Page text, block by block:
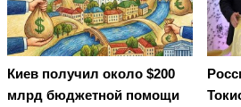
Киев получил около $200
млрд бюджетной помощи